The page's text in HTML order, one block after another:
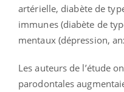
artérielle, diabète de
immunes (diabète de
mentaux (dépression,
Les auteurs de l’étude
parodontales